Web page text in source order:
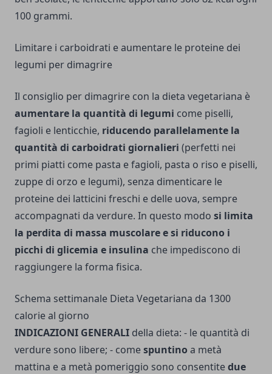
100 grammi.
Limitare i carboidrati e aumentare le proteine dei
legumi per dimagrire
Il consiglio per dimagrire con la dieta vegetariana è
aumentare la quantità di legumi come piselli,
fagioli e lenticchie, riducendo parallelamente la
quantità di carboidrati giornalieri (perfetti nei
primi piatti come pasta e fagioli, pasta o riso e piselli,
zuppe di orzo e legumi), senza dimenticare le
proteine dei latticini freschi e delle uova, sempre
accompagnati da verdure. In questo modo si limita
la perdita di massa muscolare e si riducono i
picchi di glicemia e insulina che impediscono di
raggiungere la forma fisica.
Schema settimanale Dieta Vegetariana da 1300
calorie al giorno
INDICAZIONI GENERALI della dieta: - le quantità di
verdure sono libere; - comespuntino a metà
mattina e a metà pomeriggio sono consentitedue